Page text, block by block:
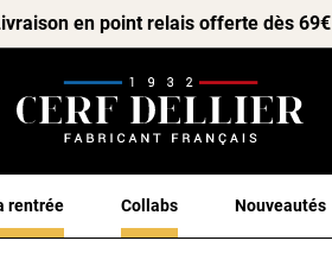
en point relais offerte dès 69€
rentrée Collabs Nouveautés